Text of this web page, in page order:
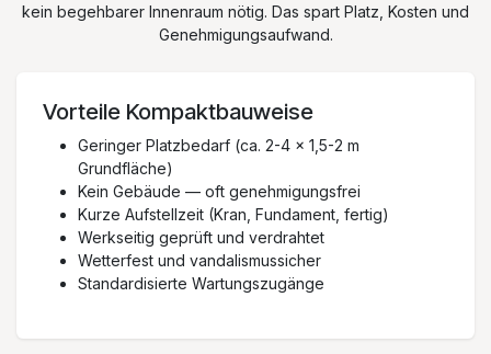
kein begehbarer Innenraum nötig. Das spart Platz, Kosten und
Genehmigungsaufwand.
Vorteile Kompaktbauweise
Geringer Platzbedarf (ca. 2-4 x 1,5-2 m
Grundfläche)
Kein Gebäude — oft genehmigungsfrei
Kurze Aufstellzeit (Kran, Fundament, fertig)
Werkseitig geprüft und verdrahtet
Wetterfest und vandalismussicher
Standardisierte Wartungszugänge